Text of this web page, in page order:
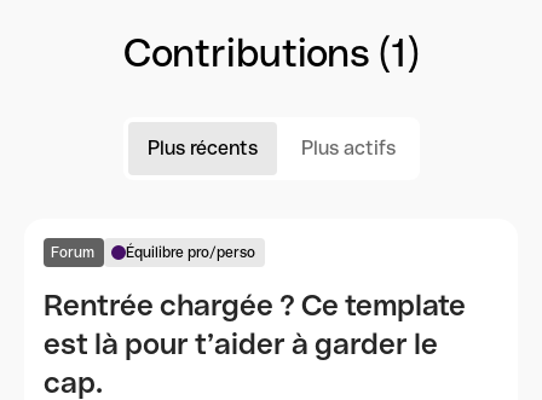
Contributions (1)
Plus récents Plus actifs
Forum Équilibre pro/perso
Rentrée chargée ? Ce template
est là pour t’aider à garder le
cap.